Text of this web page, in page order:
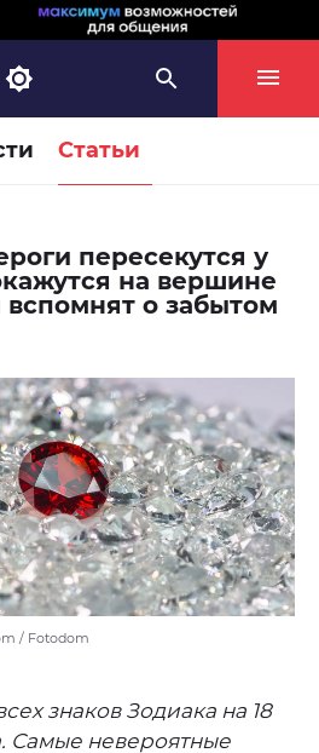
Статьи
пересекутся у
на вершине
о забытом
/ Fotodom
знаков Зодиака на 18
Самые невероятные